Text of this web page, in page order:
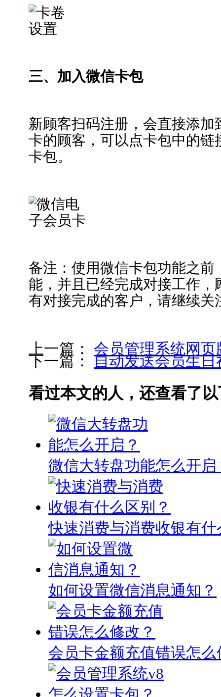
三、加入微信卡包
新顾客扫码注册，会直接添
卡的顾客，可以点卡包中的
卡包。
备注：使用微信卡包功能之
能，并且已经完成对接工作
有对接完成的客户，请继续关
上一篇： 会员管理系统网页
下一篇： 自动发送会员生日
看过本文的人，还查看了
微信大转盘功能怎么开启
快速消费与消费收银有什
如何设置微信消息通知？
会员卡金额充值错误怎么